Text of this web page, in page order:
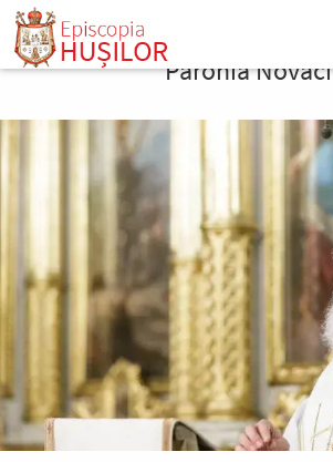
Mergi
conţinutul
Parohia Novaci